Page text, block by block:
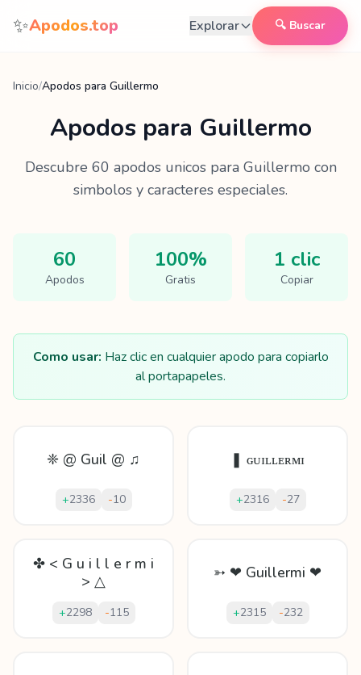
Saltar al contenido
✨Apodos.top Explorar 🔍 Buscar
Inicio/Apodos para Guillermo
Apodos para Guillermo
Descubre 60 apodos unicos para Guillermo con
simbolos y caracteres especiales.
60
Apodos
100%
Gratis
1 clic
Copiar
Como usar: Haz clic en cualquier apodo para copiarlo
al portapapeles.
❈ @ Guil @ ♫
+2336 -10
❚ ɢᴜɪʟʟᴇʀᴍɪ
+2316 -27
✤ < G u i l l e r m i
> △
+2298 -115
➳ ❤ Guillermi ❤
+2315 -232